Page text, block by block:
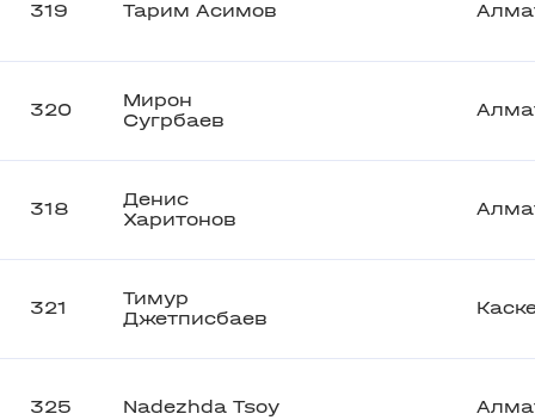
319 Тарим Асимов
320
Мирон
Сугрбаев
318
Денис
Харитонов
321
Тимур
Джетписбаев
325 Nadezhda Tsoy